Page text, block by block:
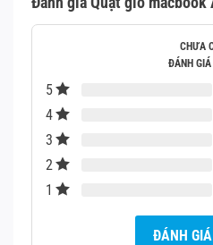
CHƯA
ĐÁNH GIÁ
5
4
3
2
1
ĐÁNH